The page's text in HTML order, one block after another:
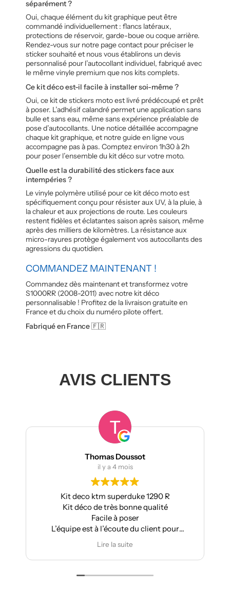
séparément ?
Oui, chaque élément du kit graphique peut être
commandé individuellement : flancs latéraux,
protections de réservoir, garde-boue ou coque arrière.
Rendez-vous sur notre page contact pour préciser le
sticker souhaité et nous vous établirons un devis
personnalisé pour l’autocollant individuel, fabriqué avec
le même vinyle premium que nos kits complets.
Ce kit déco est-il facile à installer soi-même ?
Oui, ce kit de stickers moto est livré prédécoupé et prêt
à poser. L’adhésif calandré permet une application sans
bulle et sans eau, même sans expérience préalable de
pose d’autocollants. Une notice détaillée accompagne
chaque kit graphique, et notre guide en ligne vous
accompagne pas à pas. Comptez environ 1h30 à 2h
pour poser l’ensemble du kit déco sur votre moto.
Quelle est la durabilité des stickers face aux
intempéries ?
Le vinyle polymère utilisé pour ce kit déco moto est
spécifiquement conçu pour résister aux UV, à la pluie, à
la chaleur et aux projections de route. Les couleurs
restent fidèles et éclatantes saison après saison, même
après des milliers de kilomètres. La résistance aux
micro-rayures protège également vos autocollants des
agressions du quotidien.
COMMANDEZ MAINTENANT !
Commandez dès maintenant et transformez votre
S1000RR (2008-2011) avec notre kit déco
personnalisable ! Profitez de la livraison gratuite en
France et du choix du numéro pilote offert.
Fabriqué en France 🇫🇷
AVIS CLIENTS
deco ktm superduke 1290 R
déco de très bonne qualité
est à l’écoute du client pour
Pour ma part, Kit
Aprilia : très